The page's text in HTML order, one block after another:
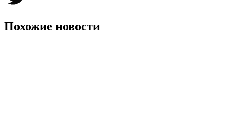
Twitter
Похожие новости